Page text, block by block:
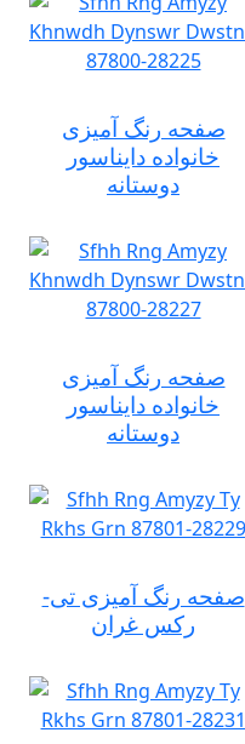
صفحه رنگ آمیزی
خانواده دایناسور
دوستانه
صفحه رنگ آمیزی
خانواده دایناسور
دوستانه
صفحه رنگ آمیزی تی-
رکس غران